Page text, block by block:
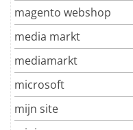
magento webshop
media markt
mediamarkt
microsoft
mijn site